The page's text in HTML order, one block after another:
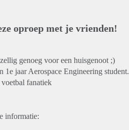
oproep met je vrienden!
genoeg voor een huisgenoot ;)
1e jaar Aerospace Engineering student.
fanatiek
informatie: